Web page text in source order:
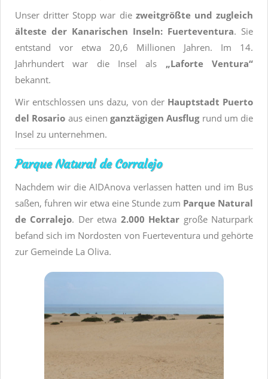
Unser dritter Stopp war die zweitgrößte und zugleich
älteste der Kanarischen Inseln: Fuerteventura. Sie
entstand vor etwa 20,6 Millionen Jahren. Im 14.
Jahrhundert war die Insel als „Laforte Ventura“
bekannt.
Wir entschlossen uns dazu, von der Hauptstadt Puerto
del Rosario aus einen ganztägigen Ausflugrund um die
Insel zu unternehmen.
Parque Natural de Corralejo
Nachdem wir die AIDAnova verlassen hatten und im Bus
saßen, fuhren wir etwa eine Stunde zum Parque Natural
de Corralejo. Der etwa 2.000 Hektar große Naturpark
befand sich im Nordosten von Fuerteventura und gehörte
zur Gemeinde La Oliva.